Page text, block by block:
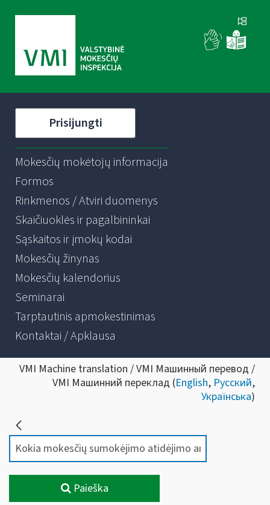
Prisijungti
Mokesčių mokėtojų informacija
Formos
Rinkmenos / Atviri duomenys
Skaičiuoklės ir pagalbininkai
Sąskaitos ir įmokų kodai
Mokesčių žinynas
Mokesčių kalendorius
Seminarai
Tarptautinis apmokestinimas
Kontaktai / Apklausa
VMI Machine translation / VMI Машинный перевод /
VMI Машинний переклад (English, Русский,
Українська)
Paieška